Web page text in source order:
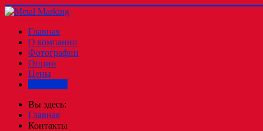
Главная
О компании
Фотографии
Опции
Цены
Вы здесь:
Главная
Контакты